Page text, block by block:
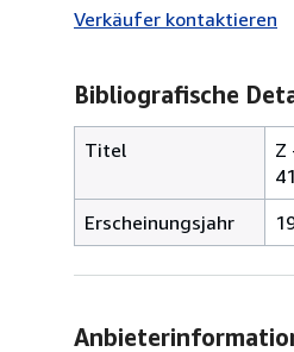
Verkäufer kontaktieren
Bibliografische
Titel
Z
Erscheinungsjahr